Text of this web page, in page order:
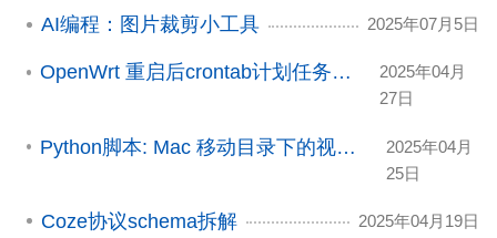
AI编程：图片裁剪小工具 2025年07月5日
OpenWrt 重启后crontab计划任务部分丢失？
2025年04月
27日
Python脚本: Mac 移动目录下的视频到"集合"目录
2025年04月
25日
Coze协议schema拆解 2025年04月19日